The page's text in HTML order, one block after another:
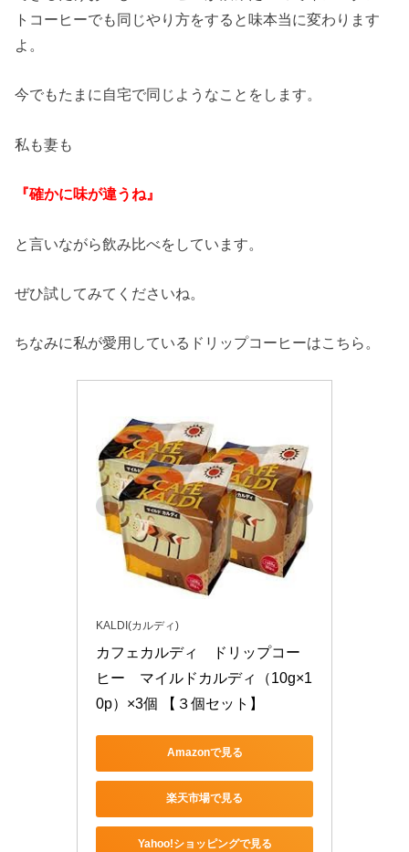
トコーヒーでも同じやり方をすると味本当に変わります
よ。
今でもたまに自宅で同じようなことをします。
私も妻も
『確かに味が違うね』
と言いながら飲み比べをしています。
ぜひ試してみてくださいね。
ちなみに私が愛用しているドリップコーヒーはこちら。
KALDI(カルディ)
カフェカルディ　ドリップコー
ヒー　マイルドカルディ（10g×1
0p）×3個 【３個セット】
Amazonで見る
楽天市場で見る
Yahoo!ショッピングで見る